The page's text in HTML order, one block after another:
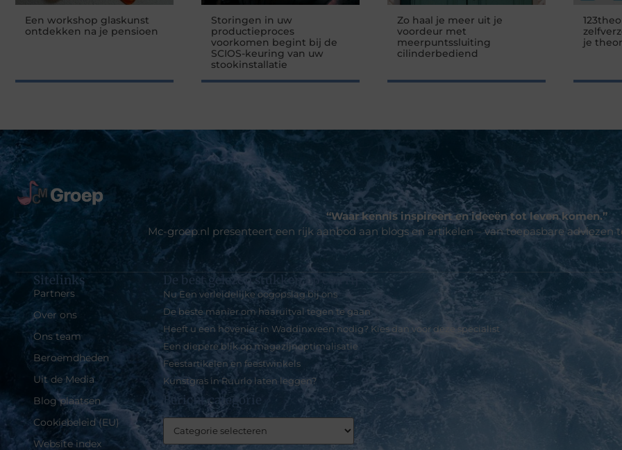
Een workshop glaskunst
ontdekken na je pensioen
Storingen in uw
productieproces
voorkomen begint bij de
SCIOS-keuring van uw
stookinstallatie
Zo haal je meer uit je
voordeur met
meerpuntssluiting
cilinderbediend
je
“Waar kennis inspireert en ideeën tot leven komen.”
Mc-groep.nl presenteert een rijk aanbod aan blogs en artikelen – van toepasbare adviezen
Sitelinks
Partners
Over ons
Ons team
Beroemdheden
Uit de Media
Blog plaatsen
Cookiebeleid (EU)
Website index
De best gelezen stukken op een rij
Nu Een verleidelijke oogopslag bij ons
De beste manier om haaruitval tegen te gaan
Heeft u een hovenier in Waddinxveen nodig? Kies dan voor deze specialist
Een diepere blik op magazijnoptimalisatie
Feestartikelen en feestwinkels
Kunstgras in Ruurlo laten leggen?
Bericht categorie